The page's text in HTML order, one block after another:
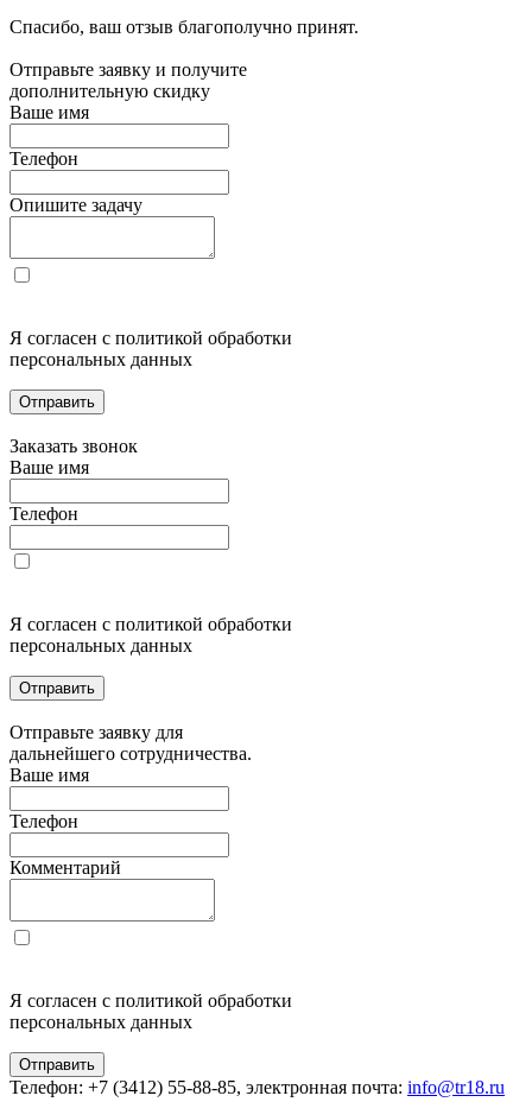
Спасибо, ваш отзыв благополучно принят.
Отправьте заявку и получите
дополнительную скидку
Ваше имя
Телефон
Опишите задачу
Я согласен с политикой обработки
персональных данных
Отправить
Заказать звонок
Ваше имя
Телефон
Я согласен с политикой обработки
персональных данных
Отправить
Отправьте заявку для
дальнейшего сотрудничества.
Ваше имя
Телефон
Комментарий
Я согласен с политикой обработки
персональных данных
Отправить
Телефон: +7 (3412) 55-88-85, электронная почта: info@tr18.ru